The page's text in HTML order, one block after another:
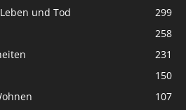
und Tod
299
258
231
150
107